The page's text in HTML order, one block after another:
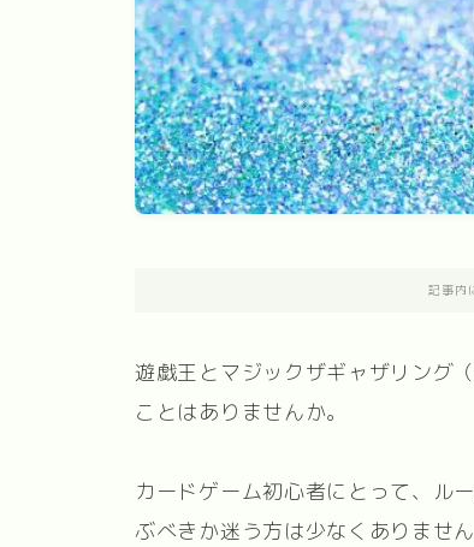
記事内
遊戯王とマジックザギャザリング
ことはありませんか。
カードゲーム初心者にとって、ル
ぶべきか迷う方は少なくありません